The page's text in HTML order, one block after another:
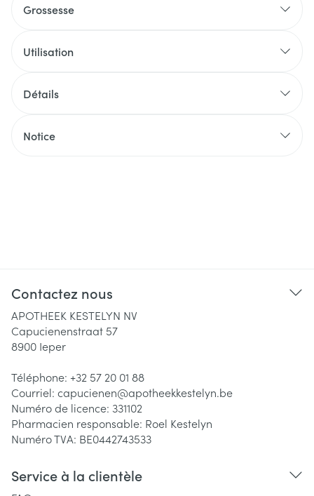
Grossesse
Utilisation
Détails
Notice
Contactez nous
APOTHEEK KESTELYN NV
Capucienenstraat 57
8900 Ieper
Téléphone: +32 57 20 01 88
Courriel: capucienen@apotheekkestelyn.be
Numéro de licence: 331102
Pharmacien responsable: Roel Kestelyn
Numéro TVA: BE0442743533
Service à la clientèle